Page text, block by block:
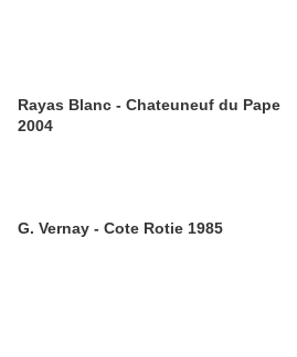
Rayas Blanc - Chateuneuf du Pape
2004
G. Vernay - Cote Rotie 1985